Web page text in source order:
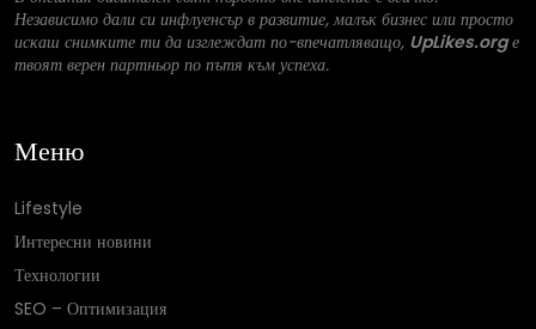
Независимо дали си инфлуенсър в развитие, малък бизнес или просто
искаш снимките ти да изглеждат по-впечатляващо, UpLikes.orgе
твоят верен партньор по пътя към успеха.
Меню
Lifestyle
Интересни новини
Технологии
SEO – Оптимизация